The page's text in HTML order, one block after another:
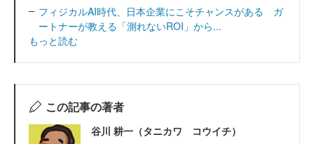
フィジカルAI時代、日本企業にこそチャンスがある ガ
ートナーが教える「測れないROI」から...
もっと読む
この記事の著者
谷川 耕一（タニカワ コウイチ）